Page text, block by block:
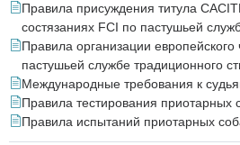
Правила присуждения титула
состязаниях FCI по пастушьей
Правила организации
пастушьей службе традиционного
Международные требования к
Правила тестирования приотарных
Правила испытаний приотарных